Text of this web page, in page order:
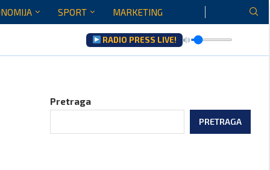
SPORT MARKETING
RADIO PRESS LIVE!
Pretraga
PRETRAGA